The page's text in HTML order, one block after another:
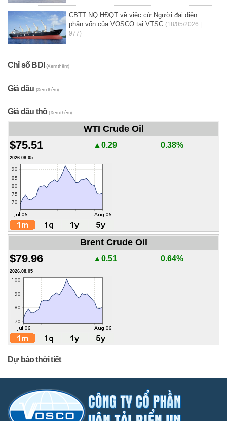
CBTT NQ HĐQT về việc cử Người đại diện
phần vốn của VOSCO tại VTSC (18/05/2026 |
977)
Chỉ số BDI(Xem thêm)
Giá dầu (Xem thêm)
Giá dầu thô(Xem thêm)
WTI Crude Oil
$75.51 ▲0.29 0.38%
2026.08.05
Brent Crude Oil
$79.96 ▲0.51 0.64%
2026.08.05
Dự báo thời tiết